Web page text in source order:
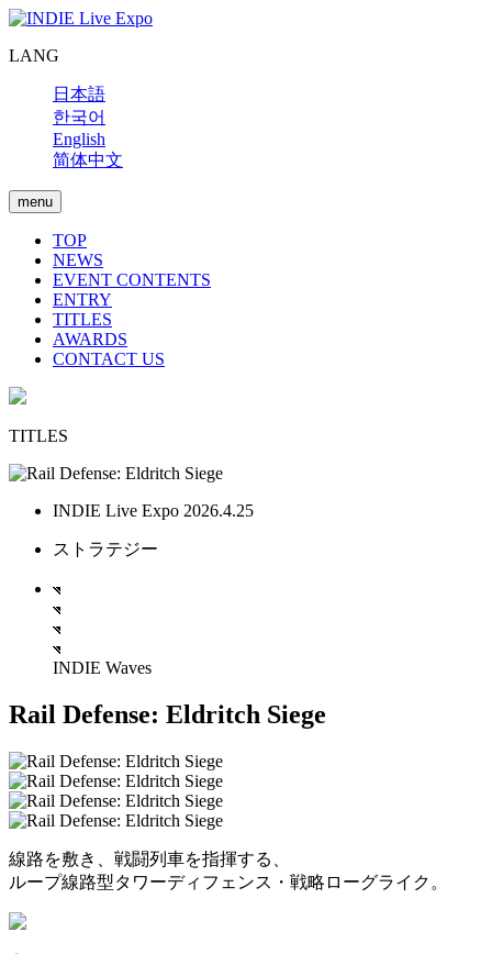
LANG
日本語
한국어
English
简体中文
menu
TOP
NEWS
EVENT CONTENTS
ENTRY
TITLES
AWARDS
CONTACT US
TITLES
INDIE Live Expo 2026.4.25
ストラテジー
INDIE Waves
Rail Defense: Eldritch Siege
線路を敷き、戦闘列車を指揮する、
ループ線路型タワーディフェンス・戦略ローグライク。